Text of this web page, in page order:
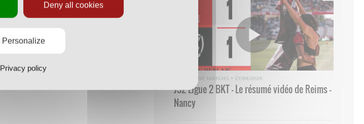
RÉSUMÉ DE MATCHS • 27/04/2026
J32 Ligue 2 BKT - Le résumé vidéo de Reims -
Nancy
Deny all cookies
Personalize
Privacy policy